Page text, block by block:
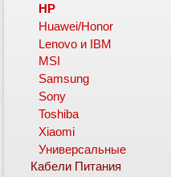
HP
Huawei/Honor
Lenovo и IBM
MSI
Samsung
Sony
Toshiba
Xiaomi
Универсальные
Кабели Питания